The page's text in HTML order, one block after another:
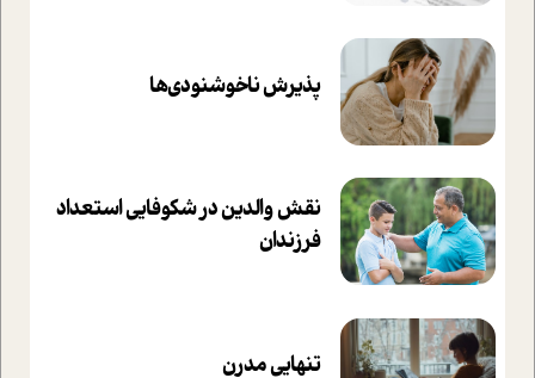
پذیرش ناخوشنودی‌ها
نقش والدین در شکوفا‌یی ا‌ستعداد
فرزندان‌
تنهایی مدرن